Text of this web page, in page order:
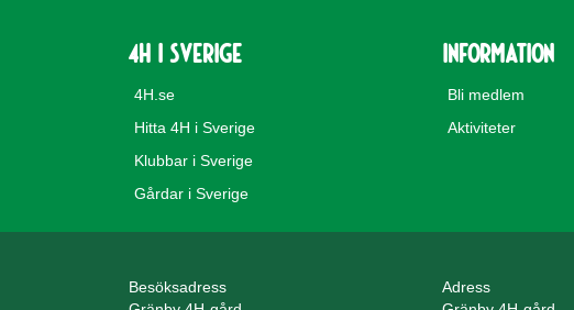
4H i Sverige
4H.se
Hitta 4H i Sverige
Klubbar i Sverige
Gårdar i Sverige
Information
Bli medlem
Aktiviteter
Besöksadress
Adress